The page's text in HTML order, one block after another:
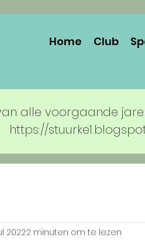
Home Club
alle voorgaande
https://
20222 minuten om te lezen